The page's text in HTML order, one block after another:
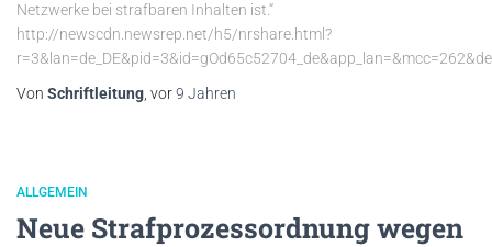
Netzwerke bei strafbaren Inhalten ist.“
http://newscdn.newsrep.net/h5/nrshare.html?
Von Schriftleitung , vor9 Jahren
ALLGEMEIN
Neue Strafprozessordnung wegen